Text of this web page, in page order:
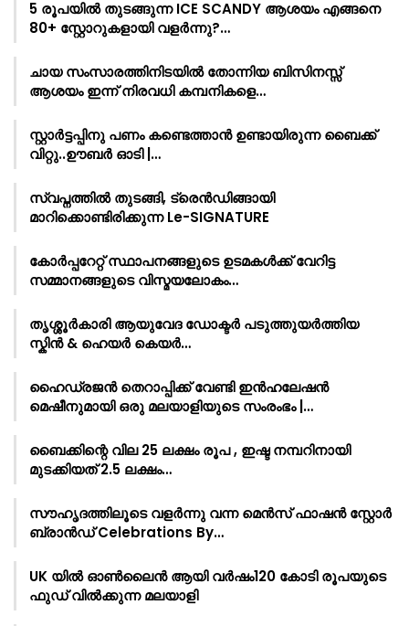
5 രൂപയിൽ തുടങ്ങുന്ന ICE SCANDY ആശയം എങ്ങനെ
80+ സ്റ്റോറുകളായി വളർന്നു?…
ചായ സംസാരത്തിനിടയിൽ തോന്നിയ ബിസിനസ്സ്
ആശയം ഇന്ന് നിരവധി കമ്പനികളെ…
സ്റ്റാർട്ടപ്പിനു പണം കണ്ടെത്താൻ ഉണ്ടായിരുന്ന ബൈക്ക്
വിറ്റു..ഊബർ ഓടി |…
സ്വപ്നത്തിൽ തുടങ്ങി, ട്രെൻഡിങ്ങായി
മാറിക്കൊണ്ടിരിക്കുന്ന Le-SIGNATURE
കോർപ്പറേറ്റ് സ്ഥാപനങ്ങളുടെ ഉടമകൾക്ക് വേറിട്ട
സമ്മാനങ്ങളുടെ വിസ്മയലോകം…
തൃശ്ശൂർകാരി ആയുവേദ ഡോക്ടർ പടുത്തുയർത്തിയ
സ്കിൻ & ഹെയർ കെയർ…
ഹൈഡ്രജൻ തെറാപ്പിക്ക് വേണ്ടി ഇൻഹലേഷൻ
മെഷീനുമായി ഒരു മലയാളിയുടെ സംരംഭം |…
ബൈക്കിന്റെ വില 25 ലക്ഷം രൂപ , ഇഷ്ട നമ്പറിനായി
മുടക്കിയത് 2.5 ലക്ഷം…
സൗഹൃദത്തിലൂടെ വളർന്നു വന്ന മെൻസ് ഫാഷൻ സ്റ്റോർ
ബ്രാൻഡ് Celebrations By…
UK യിൽ ഓൺലൈൻ ആയി വർഷം120 കോടി രൂപയുടെ
ഫുഡ് വിൽക്കുന്ന മലയാളി